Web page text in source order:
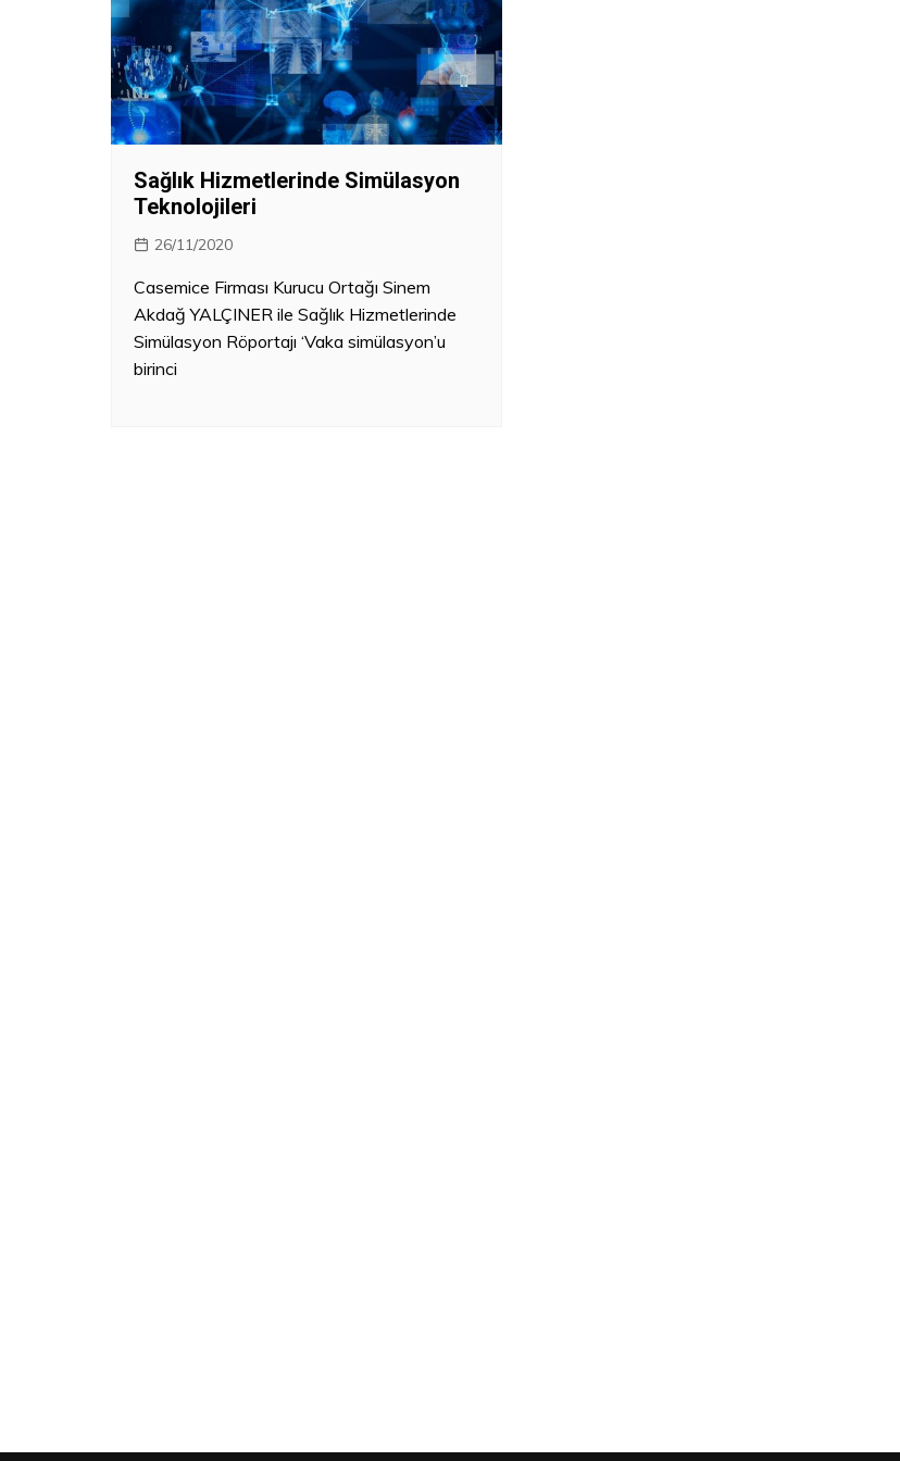
Kanun – Politika
Sağlık Hizmetlerinde Simülasyon
Teknolojileri
26/11/2020
Casemice Firması Kurucu Ortağı Sinem
Akdağ YALÇINER ile Sağlık Hizmetlerinde
Simülasyon Röportajı ‘Vaka simülasyon’u
birinci